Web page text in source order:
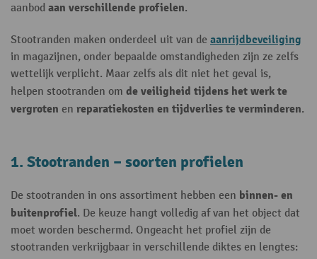
aanbod aan verschillende profielen.
Stootranden maken onderdeel uit van de aanrijdbeveiliging
in magazijnen, onder bepaalde omstandigheden zijn ze zelfs
wettelijk verplicht. Maar zelfs als dit niet het geval is,
helpen stootranden om de veiligheid tijdens het werk te
vergroten en reparatiekosten en tijdverlies te verminderen.
1. Stootranden – soorten profielen
De stootranden in ons assortiment hebben een binnen- en
buitenprofiel. De keuze hangt volledig af van het object dat
moet worden beschermd. Ongeacht het profiel zijn de
stootranden verkrijgbaar in verschillende diktes en lengtes: